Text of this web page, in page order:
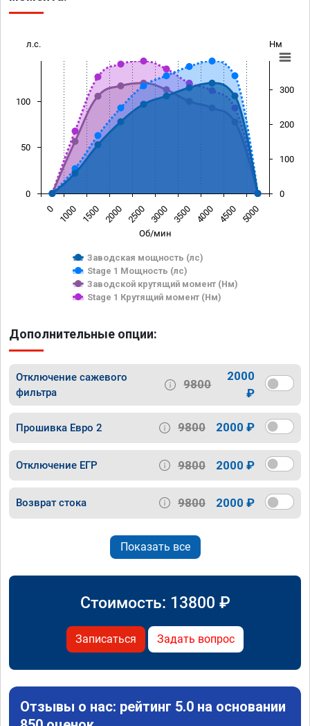
Об/мин
л.с. Нм
Заводская мощность (лс)
Stage 1 Мощность (лс)
Заводской крутящий момент (Нм)
Stage 1 Крутящий момент (Нм)
0 1000 1500 2000 2500 3000 3500 4000 4500 5000
0
50
100
0
100
200
300
Дополнительные опции:
Отключение сажевого
фильтра
9800
2000
₽
Прошивка Евро 2 9800 2000 ₽
Отключение ЕГР 9800 2000 ₽
Возврат стока 9800 2000 ₽
Показать все
Стоимость: 13800 ₽
Записаться Задать вопрос
Отзывы о нас: рейтинг 5.0 на основании